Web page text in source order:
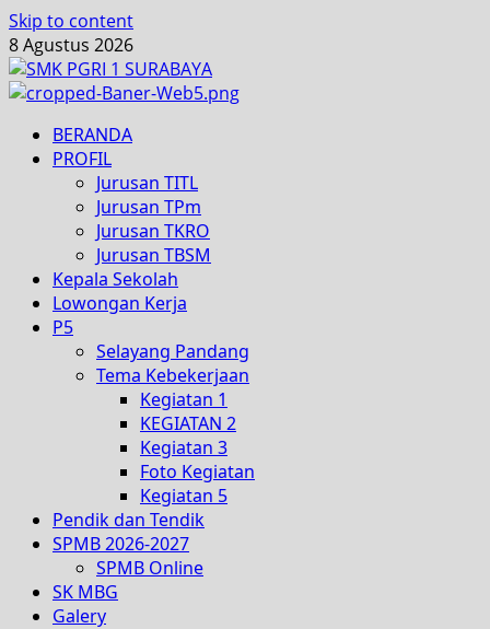
Skip to content
8 Agustus 2026
BERANDA
PROFIL
Jurusan TITL
Jurusan TPm
Jurusan TKRO
Jurusan TBSM
Kepala Sekolah
Lowongan Kerja
P5
Selayang Pandang
Tema Kebekerjaan
Kegiatan 1
KEGIATAN 2
Kegiatan 3
Foto Kegiatan
Kegiatan 5
Pendik dan Tendik
SPMB 2026-2027
SPMB Online
SK MBG
Galery